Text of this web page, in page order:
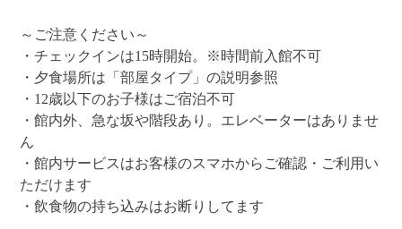
～ご注意ください～
・チェックインは15時開始。※時間前入館不可
・夕食場所は「部屋タイプ」の説明参照
・12歳以下のお子様はご宿泊不可
・館内外、急な坂や階段あり。エレベーターはありませ
ん
・館内サービスはお客様のスマホからご確認・ご利用い
ただけます
・飲食物の持ち込みはお断りしてます